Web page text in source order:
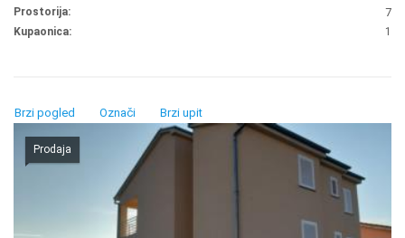
Prostorija:
7
Kupaonica: 1
Brzi pogled Označi Brzi upit
Prodaja